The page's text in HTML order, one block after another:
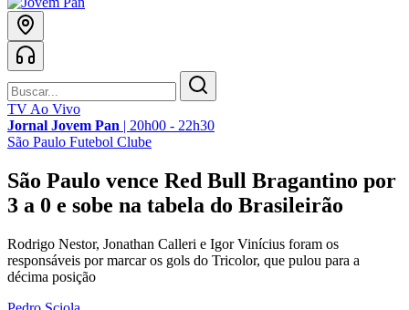
TV Ao Vivo
Jornal Jovem Pan | 20h00 - 22h30
São Paulo Futebol Clube
São Paulo vence Red Bull Bragantino por
3 a 0 e sobe na tabela do Brasileirão
Rodrigo Nestor, Jonathan Calleri e Igor Vinícius foram os
responsáveis por marcar os gols do Tricolor, que pulou para a
décima posição